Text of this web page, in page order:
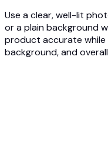
Use a clear, well-lit
or a plain background
product accurate while
background, and